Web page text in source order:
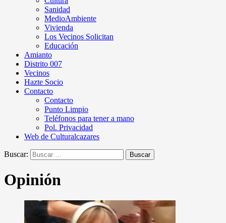
Sanidad
MedioAmbiente
Vivienda
Los Vecinos Solicitan
Educación
Amianto
Distrito 007
Vecinos
Hazte Socio
Contacto
Contacto
Punto Limpio
Teléfonos para tener a mano
Pol. Privacidad
Web de Culturalcazares
Buscar:
Opinión